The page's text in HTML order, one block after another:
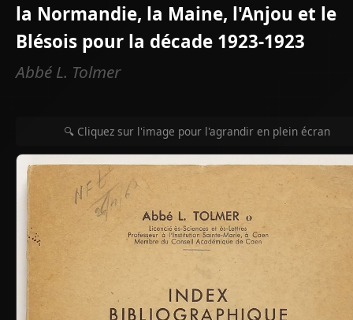
la Normandie, la Maine, l'Anjou et le
Blésois pour la décade 1923-1923
Abbé L. Tolmer
🔍 Cliquez sur l'image pour l'agrandir en plein écran